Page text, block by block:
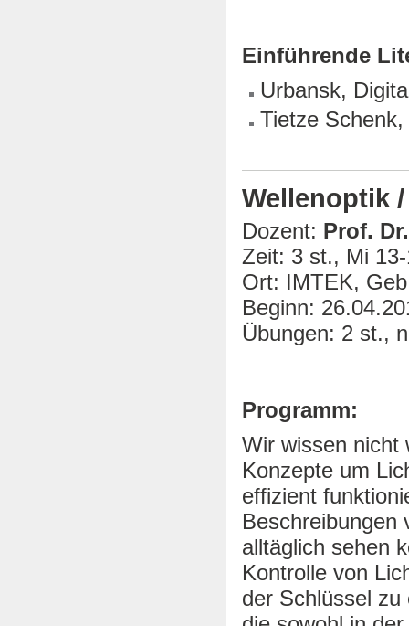
Einführende
Urbansk,
Tietze
Wellenoptik
Dozent: Prof.
Zeit: 3 st., Mi
Ort: IMTEK,
Beginn:
Übungen: 2 st.,
Programm:
Wir wissen nicht
Konzepte um
effizient
Beschreibungen
alltäglich sehen
Kontrolle von
der Schlüssel